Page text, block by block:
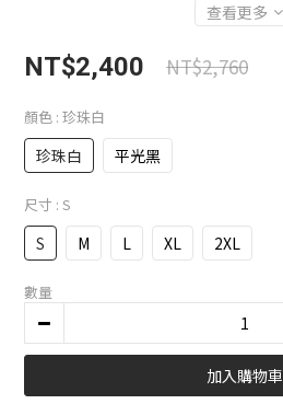
查看更多
NT$2,400 NT$2,760
顏色 : 珍珠白
珍珠白 平光黑
尺寸 : S
S M L XL 2XL
數量
加入購物車